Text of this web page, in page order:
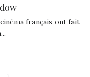
français ont fait